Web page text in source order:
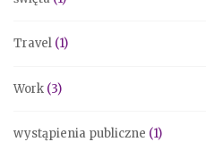
Travel (1)
Work (3)
wystąpienia publiczne (1)